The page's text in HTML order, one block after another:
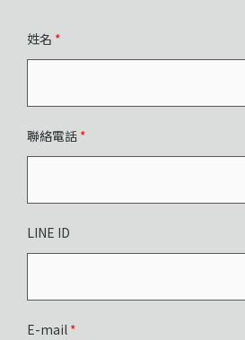
姓名 *
聯絡電話 *
LINE ID
E-mail *